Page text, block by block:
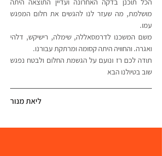
מושלמת, מה שעזר לנו להגשים את חלום המפגש
עמו.
משם המשכנו לדרמסאללה, שימלה, רישיקש, דלהי
ואגרה. והחוויה היתה קסומה ומרתקת עבורנו.
תודה לכם רז ונועם על הגשמת החלום ולבטח נפגש
שוב בטיולנו הבא
ליאת מנור